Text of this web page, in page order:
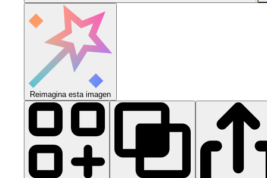
Reimagina esta imagen